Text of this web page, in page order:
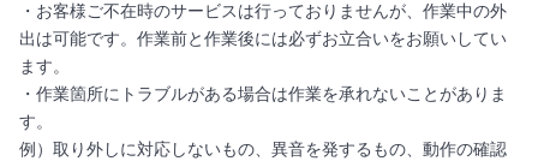
・お客様ご不在時のサービスは行っておりませんが、作業中の外
出は可能です。作業前と作業後には必ずお立合いをお願いしてい
ます。
・作業箇所にトラブルがある場合は作業を承れないことがありま
す。
例）取り外しに対応しないもの、異音を発するもの、動作の確認